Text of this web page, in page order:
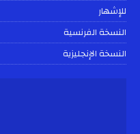
للإشهار
النسخة الفرنسية
النسخة الإنجليزية